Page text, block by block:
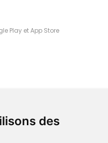
des
Play et App Store
votre commande à Amiens
ou recevez-là rapidement